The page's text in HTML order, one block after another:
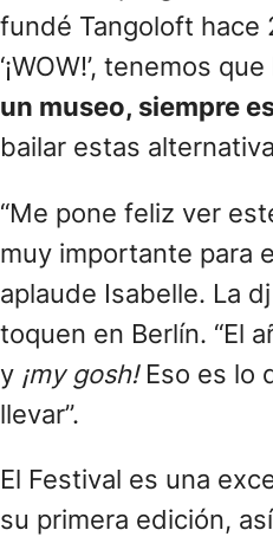
fundé Tangoloft hace
‘¡WOW!’, tenemos
un museo, siempre
bailar estas
“Me pone feliz ver
muy importante para
aplaude Isabelle. La
toquen en Berlín. “El
y ¡my gosh!Eso es lo
llevar”.
El Festival es una
su primera edición,